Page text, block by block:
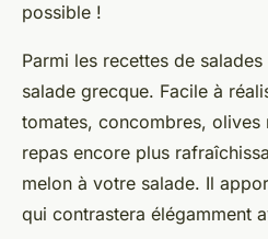
possible !
Parmi les recettes de
salade grecque. Facile à
tomates, concombres, olives
repas encore plus
melon à votre salade. Il
qui contrastera élégamment